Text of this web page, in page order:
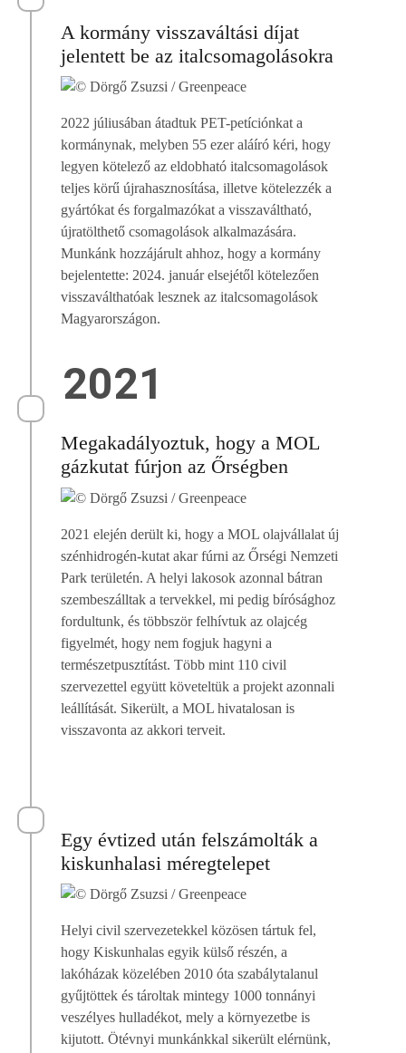
A kormány visszaváltási díjat
jelentett be az italcsomagolásokra
2022 júliusában átadtuk PET-petíciónkat a
kormánynak, melyben 55 ezer aláíró kéri, hogy
legyen kötelező az eldobható italcsomagolások
teljes körű újrahasznosítása, illetve kötelezzék a
gyártókat és forgalmazókat a visszaváltható,
újratölthető csomagolások alkalmazására.
Munkánk hozzájárult ahhoz, hogy a kormány
bejelentette: 2024. január elsejétől kötelezően
visszaválthatóak lesznek az italcsomagolások
Magyarországon.
2021
Megakadályoztuk, hogy a MOL
gázkutat fúrjon az Őrségben
2021 elején derült ki, hogy a MOL olajvállalat új
szénhidrogén-kutat akar fúrni az Őrségi Nemzeti
Park területén. A helyi lakosok azonnal bátran
szembeszálltak a tervekkel, mi pedig bírósághoz
fordultunk, és többször felhívtuk az olajcég
figyelmét, hogy nem fogjuk hagyni a
természetpusztítást. Több mint 110 civil
szervezettel együtt követeltük a projekt azonnali
leállítását. Sikerült, a MOL hivatalosan is
visszavonta az akkori terveit.
Egy évtized után felszámolták a
kiskunhalasi méregtelepet
Helyi civil szervezetekkel közösen tártuk fel,
hogy Kiskunhalas egyik külső részén, a
lakóházak közelében 2010 óta szabálytalanul
gyűjtöttek és tároltak mintegy 1000 tonnányi
veszélyes hulladékot, mely a környezetbe is
kijutott. Ötévnyi munkánkkal sikerült elérnünk,